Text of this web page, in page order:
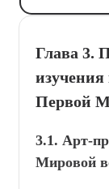
Глава 3.
изучения
Первой
3.1. Арт-
Мировой